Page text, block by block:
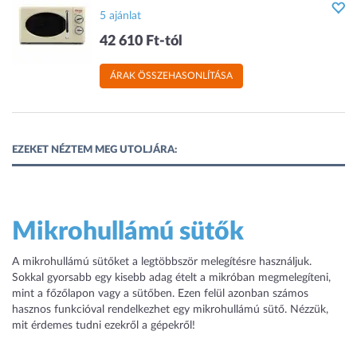
5 ajánlat
42 610 Ft-tól
ÁRAK ÖSSZEHASONLÍTÁSA
EZEKET NÉZTEM MEG UTOLJÁRA:
Mikrohullámú sütők
A mikrohullámú sütőket a legtöbbször melegítésre használjuk.
Sokkal gyorsabb egy kisebb adag ételt a mikróban megmelegíteni,
mint a főzőlapon vagy a sütőben. Ezen felül azonban számos
hasznos funkcióval rendelkezhet egy mikrohullámú sütő. Nézzük,
mit érdemes tudni ezekről a gépekről!